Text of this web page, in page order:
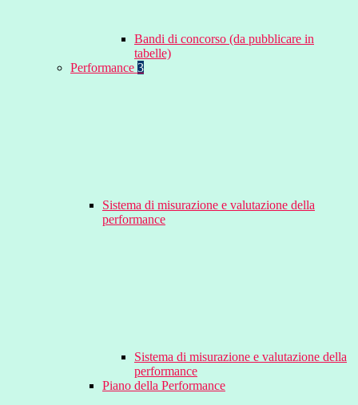
Bandi di concorso (da pubblicare in
tabelle)
Performance 3
Sistema di misurazione e valutazione della
performance
Sistema di misurazione e valutazione della
performance
Piano della Performance